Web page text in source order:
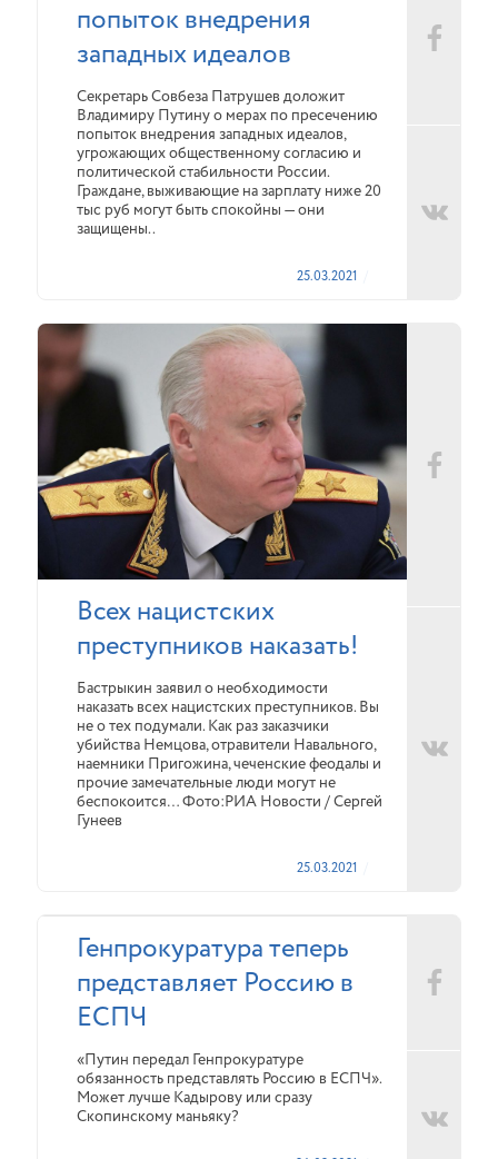
попыток внедрения
западных идеалов
Секретарь Совбеза Патрушев доложит
Владимиру Путину о мерах по пресечению
попыток внедрения западных идеалов,
угрожающих общественному согласию и
политической стабильности России.
Граждане, выживающие на зарплату ниже 20
тыс руб могут быть спокойны — они
защищены..
25.03.2021
Всех нацистских
преступников наказать!
Бастрыкин заявил о необходимости
наказать всех нацистских преступников. Вы
не о тех подумали. Как раз заказчики
убийства Немцова, отравители Навального,
наемники Пригожина, чеченские феодалы и
прочие замечательные люди могут не
беспокоится… Фото:РИА Новости / Сергей
Гунеев
25.03.2021
Генпрокуратура теперь
представляет Россию в
ЕСПЧ
«Путин передал Генпрокуратуре
обязанность представлять Россию в ЕСПЧ».
Может лучше Кадырову или сразу
Скопинскому маньяку?